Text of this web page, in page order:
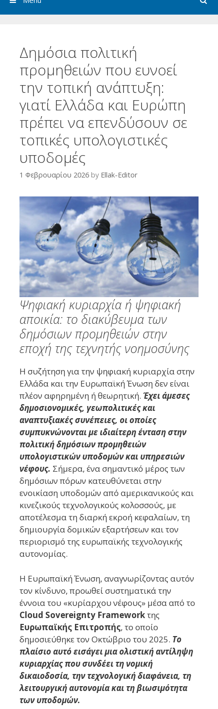
Δημόσια πολιτική
προμηθειών που ευνοεί
την τοπική ανάπτυξη:
γιατί Ελλάδα και Ευρώπη
πρέπει να επενδύσουν σε
τοπικές υπολογιστικές
υποδομές
1 Φεβρουαρίου 2026 by Ellak-Editor
Ψηφιακή κυριαρχία ή ψηφιακή
αποικία: το διακύβευμα των
δημόσιων προμηθειών στην
εποχή της τεχνητής νοημοσύνης
Η συζήτηση για την ψηφιακή κυριαρχία στην
Ελλάδα και την Ευρωπαϊκή Ένωση δεν είναι
πλέον αφηρημένη ή θεωρητική. Έχει άμεσες
δημοσιονομικές, γεωπολιτικές και
αναπτυξιακές συνέπειες, οι οποίες
συμπυκνώνονται με ιδιαίτερη ένταση στην
πολιτική δημόσιων προμηθειών
υπολογιστικών υποδομών και υπηρεσιών
νέφους. Σήμερα, ένα σημαντικό μέρος των
δημόσιων πόρων κατευθύνεται στην
ενοικίαση υποδομών από αμερικανικούς και
κινεζικούς τεχνολογικούς κολοσσούς, με
αποτέλεσμα τη διαρκή εκροή κεφαλαίων, τη
δημιουργία δομικών εξαρτήσεων και τον
περιορισμό της ευρωπαϊκής τεχνολογικής
αυτονομίας.
Η Ευρωπαϊκή Ένωση, αναγνωρίζοντας αυτόν
τον κίνδυνο, προωθεί συστηματικά την
έννοια του «κυρίαρχου νέφους» μέσα από το
Cloud Sovereignty Frameworkτης
Ευρωπαϊκής Επιτροπής, το οποίο
δημοσιεύθηκε τον Οκτώβριο του 2025. Το
πλαίσιο αυτό εισάγει μια ολιστική αντίληψη
κυριαρχίας που συνδέει τη νομική
δικαιοδοσία, την τεχνολογική διαφάνεια, τη
λειτουργική αυτονομία και τη βιωσιμότητα
των υποδομών.